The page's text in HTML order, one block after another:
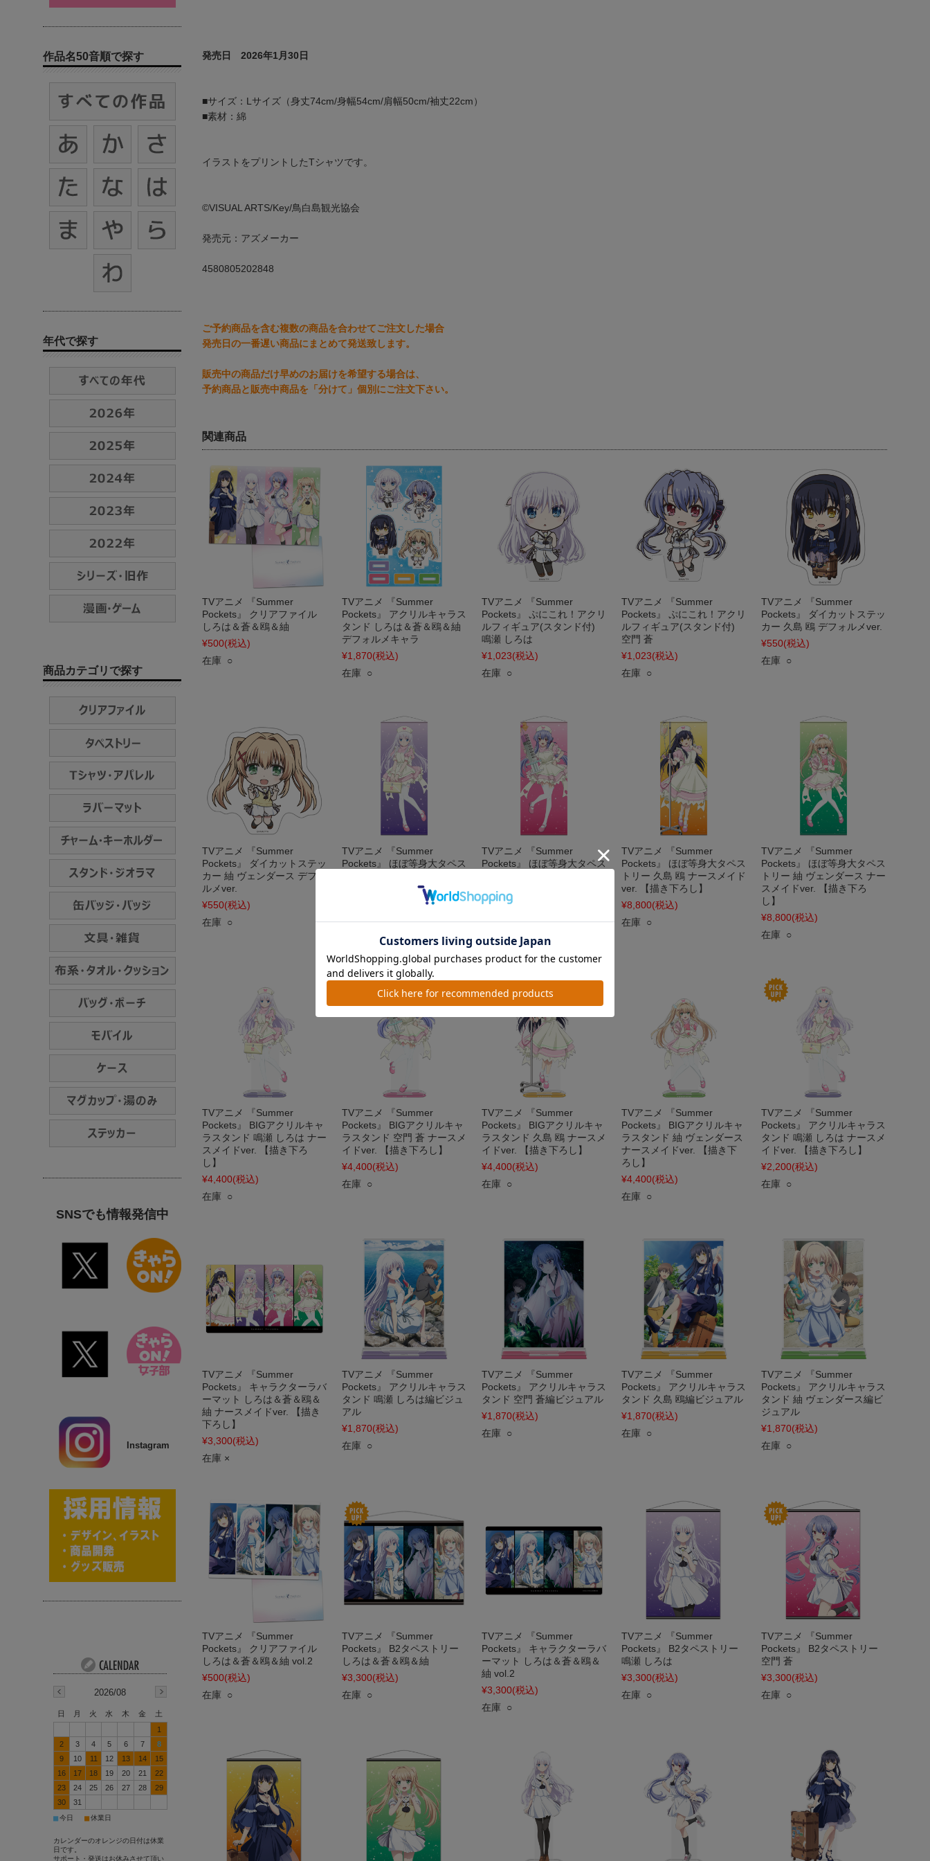
発売日 2026年1月30日
■サイズ：Lサイズ（身丈74cm/身幅54cm/肩幅50cm/袖丈22cm）
■素材：綿
イラストをプリントしたTシャツです。
©VISUAL ARTS/Key/鳥白島観光協会
発売元：アズメーカー
4580805202848
ご予約商品を含む複数の商品を合わせてご注文した場合
発売日の一番遅い商品にまとめて発送致します。
販売中の商品だけ早めのお届けを希望する場合は、
予約商品と販売中商品を「分けて」個別にご注文下さい。
関連商品
TVアニメ 『Summer
Pockets』 クリアファイル
しろは＆蒼＆鴎＆紬
¥500(税込)
在庫 ○
TVアニメ 『Summer
Pockets』 アクリルキャラス
タンド しろは＆蒼＆鴎＆紬
デフォルメキャラ
¥1,870(税込)
在庫 ○
TVアニメ 『Summer
Pockets』 ぷにこれ！アクリ
ルフィギュア(スタンド付)
鳴瀬 しろは
¥1,023(税込)
在庫 ○
TVアニメ 『Summer
Pockets』 ぷにこれ！アクリ
ルフィギュア(スタンド付)
空門 蒼
¥1,023(税込)
在庫 ○
TVアニメ 『Summer
Pockets』 ダイカットステッ
カー 久島 鴎 デフォルメver.
¥550(税込)
在庫 ○
TVアニメ 『Summer
Pockets』 ダイカットステッ
カー 紬 ヴェンダース デフォ
ルメver.
¥550(税込)
在庫 ○
TVアニメ 『Summer
Pockets』 ほぼ等身大タペス
イドver. 【描き下ろし】
在庫 ○
TVアニメ 『Summer
Pockets』 ほぼ等身大タペス
¥8,800(税込)
在庫 ○
TVアニメ 『Summer
Pockets』 ほぼ等身大タペス
トリー 久島 鴎 ナースメイド
ver. 【描き下ろし】
¥8,800(税込)
在庫 ○
TVアニメ 『Summer
Pockets』 ほぼ等身大タペス
トリー 紬 ヴェンダース ナー
スメイドver. 【描き下ろ
し】
¥8,800(税込)
在庫 ○
TVアニメ 『Summer
Pockets』 BIGアクリルキャ
ラスタンド 鳴瀬 しろは ナー
スメイドver. 【描き下ろ
し】
¥4,400(税込)
在庫 ○
TVアニメ 『Summer
Pockets』 BIGアクリルキャ
ラスタンド 空門 蒼 ナースメ
イドver. 【描き下ろし】
¥4,400(税込)
在庫 ○
TVアニメ 『Summer
Pockets』 BIGアクリルキャ
ラスタンド 久島 鴎 ナースメ
イドver. 【描き下ろし】
¥4,400(税込)
在庫 ○
TVアニメ 『Summer
Pockets』 BIGアクリルキャ
ラスタンド 紬 ヴェンダース
ナースメイドver. 【描き下
ろし】
¥4,400(税込)
在庫 ○
TVアニメ 『Summer
Pockets』 アクリルキャラス
タンド 鳴瀬 しろは ナースメ
イドver. 【描き下ろし】
¥2,200(税込)
在庫 ○
TVアニメ 『Summer
Pockets』 キャラクターラバ
ーマット しろは＆蒼＆鴎＆
紬 ナースメイドver. 【描き
下ろし】
¥3,300(税込)
在庫 ×
TVアニメ 『Summer
Pockets』 アクリルキャラス
タンド 鳴瀬 しろは編ビジュ
アル
¥1,870(税込)
在庫 ○
TVアニメ 『Summer
Pockets』 アクリルキャラス
タンド 空門 蒼編ビジュアル
¥1,870(税込)
在庫 ○
TVアニメ 『Summer
Pockets』 アクリルキャラス
タンド 久島 鴎編ビジュアル
¥1,870(税込)
在庫 ○
TVアニメ 『Summer
Pockets』 アクリルキャラス
タンド 紬 ヴェンダース編ビ
ジュアル
¥1,870(税込)
在庫 ○
TVアニメ 『Summer
Pockets』 クリアファイル
しろは＆蒼＆鴎＆紬 vol.2
¥500(税込)
在庫 ○
TVアニメ 『Summer
Pockets』 B2タペストリー
しろは＆蒼＆鴎＆紬
¥3,300(税込)
在庫 ○
TVアニメ 『Summer
Pockets』 キャラクターラバ
ーマット しろは＆蒼＆鴎＆
紬 vol.2
¥3,300(税込)
在庫 ○
TVアニメ 『Summer
Pockets』 B2タペストリー
鳴瀬 しろは
¥3,300(税込)
在庫 ○
TVアニメ 『Summer
Pockets』 B2タペストリー
空門 蒼
¥3,300(税込)
在庫 ○
作品名50音順で探す
年代で探す
商品カテゴリで探す
SNSでも情報発信中
Instagram
2026/08
日 月 火 水 木 金
土
1
2
3 4 5 6 7
8
9
10 11 12 13 14
15
16
17 18 19 20 21
22
23
24 25 26 27 28
29
30
31
■今日 ■休業日
カレンダーのオレンジの日付は休業
日です。
サポート・発送はお休みさせて頂い